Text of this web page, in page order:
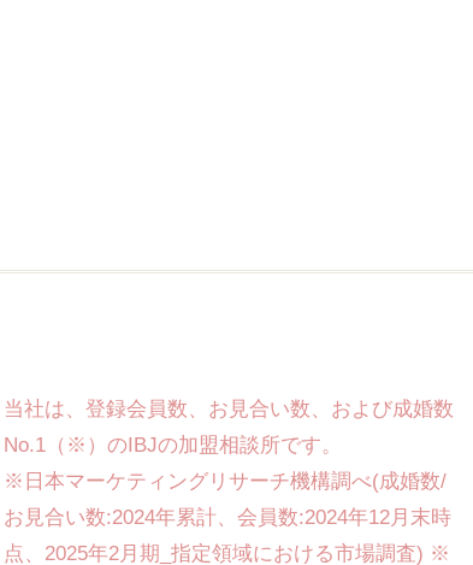
当社は、登録会員数、お見合い数、および成婚数
No.1（※）のIBJの加盟相談所です。
※日本マーケティングリサーチ機構調べ(成婚数/
お見合い数:2024年累計、会員数:2024年12月末時
点、2025年2月期_指定領域における市場調査) ※